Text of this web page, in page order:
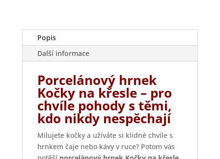
Popis
Další informace
Porcelánový hrnek
Kočky na křesle – pro
chvíle pohody s těmi,
kdo nikdy nespěchají
Milujete kočky a užíváte si klidné chvíle s
hrnkem čaje nebo kávy v ruce? Potom vás